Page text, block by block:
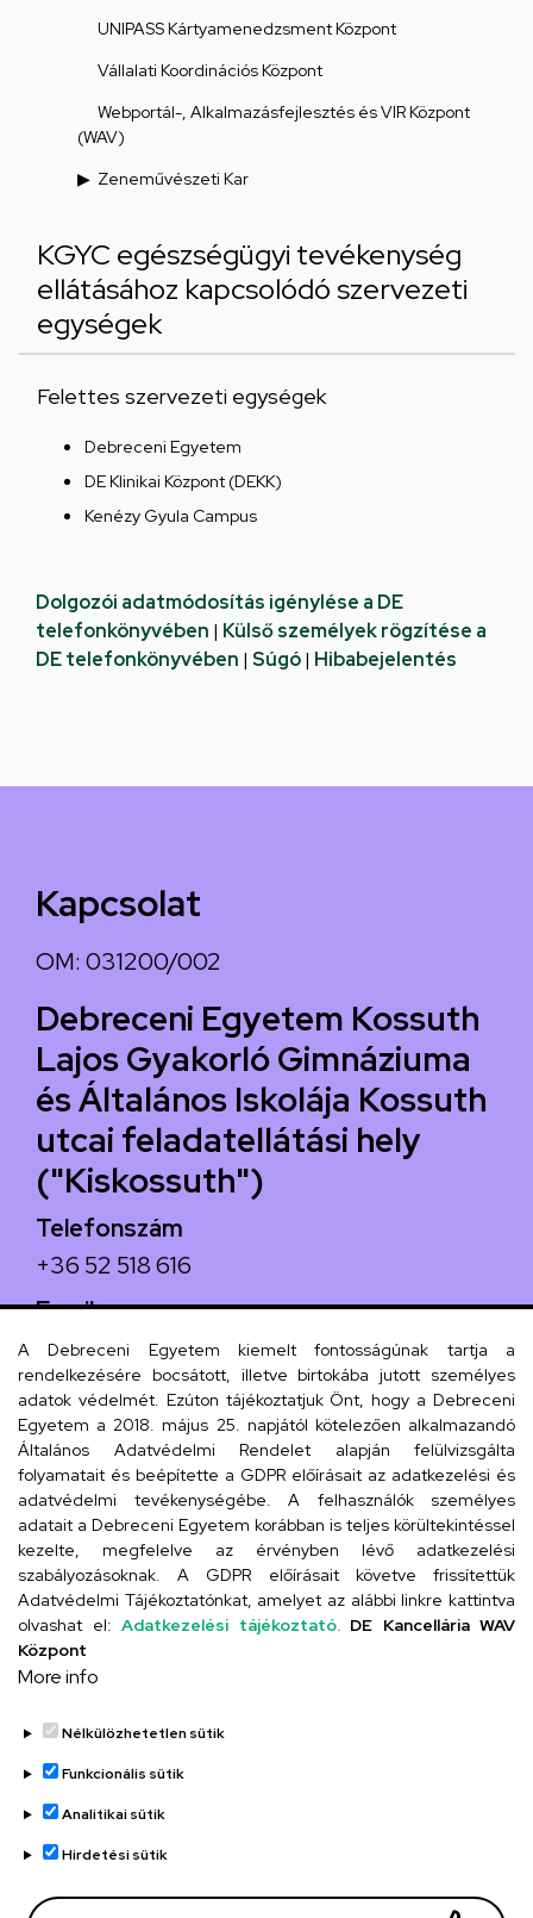
UNIPASS Kártyamenedzsment Központ
Vállalati Koordinációs Központ
Webportál-, Alkalmazásfejlesztés és VIR Központ
(WAV)
Zeneművészeti Kar
KGYC egészségügyi tevékenység
ellátásához kapcsolódó szervezeti
egységek
Felettes szervezeti egységek
Debreceni Egyetem
DE Klinikai Központ (DEKK)
Kenézy Gyula Campus
Dolgozói adatmódosítás igénylése a DE
telefonkönyvében | Külső személyek rögzítése a
DE telefonkönyvében | Súgó| Hibabejelentés
Kapcsolat
OM: 031200/002
Debreceni Egyetem Kossuth
Lajos Gyakorló Gimnáziuma
és Általános Iskolája Kossuth
utcai feladatellátási hely
("Kiskossuth")
Telefonszám
+36 52 518 616
Email
iskola@kossuth-alt.unideb.hu
Cím
4024 Debrecen, Kossuth utca 33.
Szervezeti telefonkönyv
UD telefonkönyv
Adatvédelem
Adatvédelem
Régi oldal
A Debreceni Egyetem kiemelt fontosságúnak tartja a
rendelkezésére bocsátott, illetve birtokába jutott személyes
adatok védelmét. Ezúton tájékoztatjuk Önt, hogy a Debreceni
Egyetem a 2018. május 25. napjától kötelezően alkalmazandó
Általános Adatvédelmi Rendelet alapján felülvizsgálta
folyamatait és beépítette a GDPR előírásait az adatkezelési és
adatvédelmi tevékenységébe. A felhasználók személyes
adatait a Debreceni Egyetem korábban is teljes körültekintéssel
kezelte, megfelelve az érvényben lévő adatkezelési
szabályozásoknak. A GDPR előírásait követve frissítettük
Adatvédelmi Tájékoztatónkat, amelyet az alábbi linkre kattintva
olvashat el: Adatkezelési tájékoztató. DE Kancellária WAV
Központ
More info
Nélkülözhetetlen sütik
Funkcionális sütik
Analitikai sütik
Hirdetési sütik